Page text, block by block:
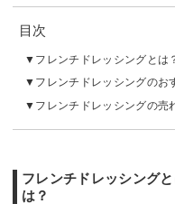
目次
フレンチドレッシングとは
フレンチドレッシングのお
フレンチドレッシングの売
フレンチドレッシング
は？